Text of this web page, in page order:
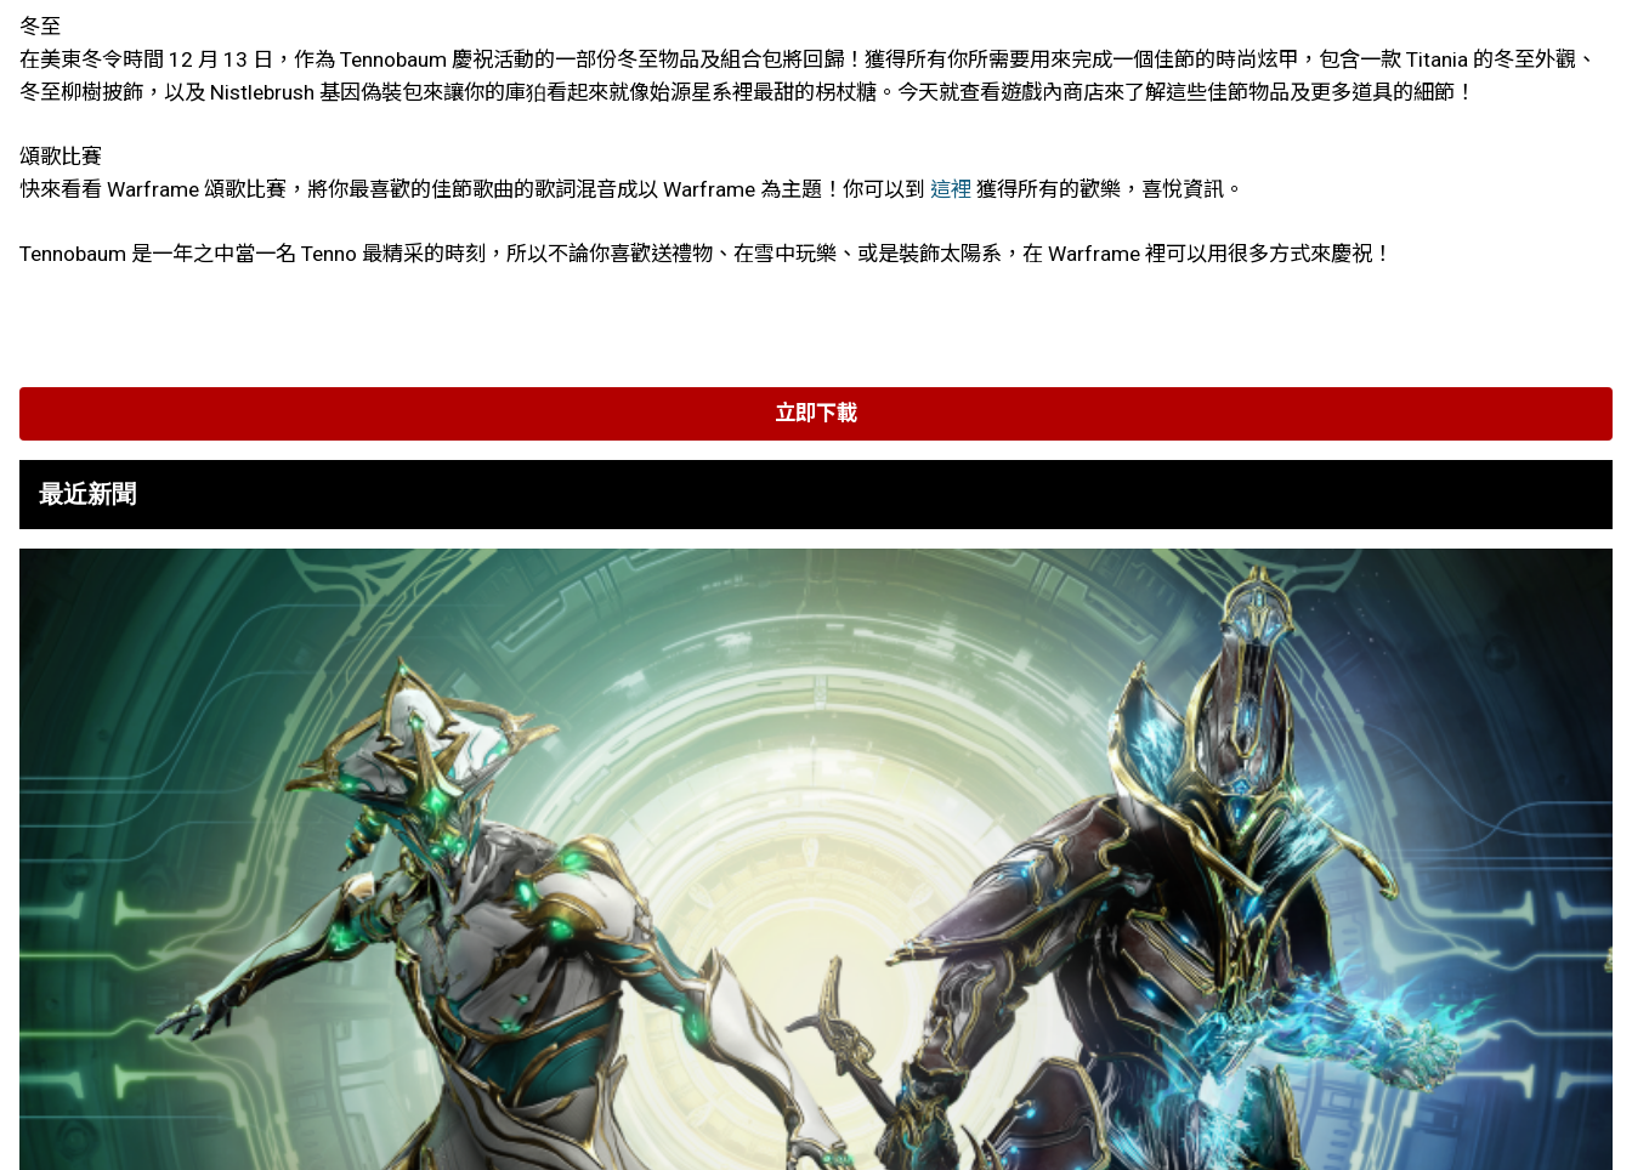
冬至
在美東冬令時間 12 月 13 日，作為 Tennobaum 慶祝活動的一部份冬至物品及組合包將回歸！獲得所有你所需要用來完成一個佳節的時尚炫甲，包含一款 Titania 的冬至外觀、
冬至柳樹披飾，以及 Nistlebrush 基因偽裝包來讓你的庫狛看起來就像始源星系裡最甜的柺杖糖。今天就查看遊戲內商店來了解這些佳節物品及更多道具的細節！
頌歌比賽
快來看看 Warframe 頌歌比賽，將你最喜歡的佳節歌曲的歌詞混音成以 Warframe 為主題！你可以到 這裡 獲得所有的歡樂，喜悅資訊。
Tennobaum 是一年之中當一名 Tenno 最精采的時刻，所以不論你喜歡送禮物、在雪中玩樂、或是裝飾太陽系，在 Warframe 裡可以用很多方式來慶祝！
立即下載
最近新聞